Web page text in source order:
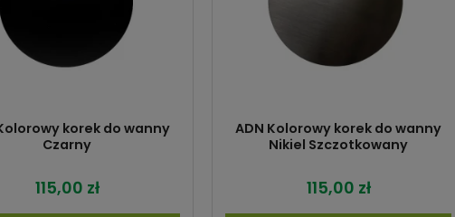
korek do wanny
Czarny
115,00 zł
ADN Kolorowy korek do wanny
Nikiel Szczotkowany
115,00 zł